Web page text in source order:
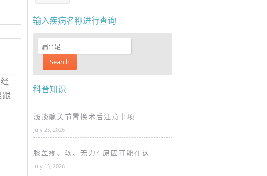
输入疾病名称进行查询
科普知识
浅谈髋关节置换术后注意事项
July 25, 2026
膝盖疼、软、无力? 原因可能在这
July 15, 2026